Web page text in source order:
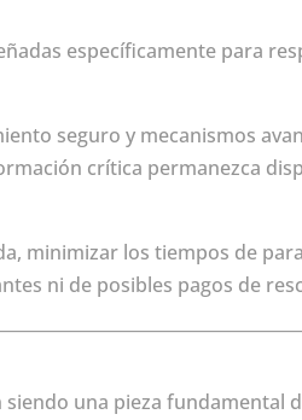
específicamente para
seguro y mecanismos
crítica permanezca
minimizar los tiempos de
ni de posibles pagos de
una pieza fundamental